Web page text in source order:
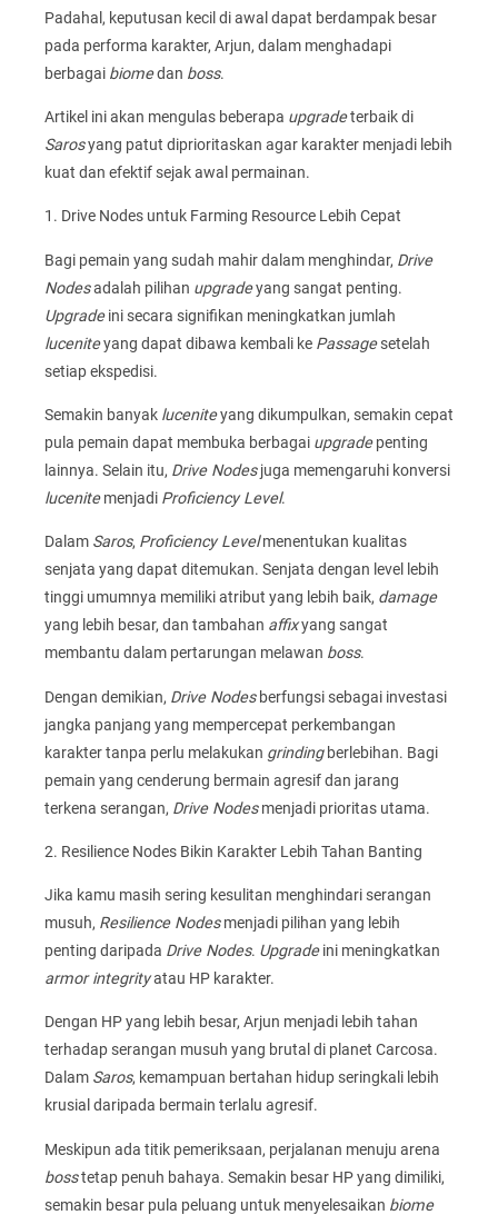
Padahal, keputusan kecil di awal dapat berdampak besar
pada performa karakter, Arjun, dalam menghadapi
berbagai biomedan boss.
Artikel ini akan mengulas beberapa upgradeterbaik di
Sarosyang patut diprioritaskan agar karakter menjadi lebih
kuat dan efektif sejak awal permainan.
1. Drive Nodes untuk Farming Resource Lebih Cepat
Bagi pemain yang sudah mahir dalam menghindar, Drive
Nodesadalah pilihan upgradeyang sangat penting.
Upgradeini secara signifikan meningkatkan jumlah
luceniteyang dapat dibawa kembali ke Passagesetelah
setiap ekspedisi.
Semakin banyak luceniteyang dikumpulkan, semakin cepat
pula pemain dapat membuka berbagai upgradepenting
lainnya. Selain itu, Drive Nodesjuga memengaruhi konversi
lucenitemenjadi Proficiency Level.
Dalam Saros, Proficiency Levelmenentukan kualitas
senjata yang dapat ditemukan. Senjata dengan level lebih
tinggi umumnya memiliki atribut yang lebih baik, damage
yang lebih besar, dan tambahan affixyang sangat
membantu dalam pertarungan melawan boss.
Dengan demikian, Drive Nodesberfungsi sebagai investasi
jangka panjang yang mempercepat perkembangan
karakter tanpa perlu melakukan grindingberlebihan. Bagi
pemain yang cenderung bermain agresif dan jarang
terkena serangan, Drive Nodesmenjadi prioritas utama.
2. Resilience Nodes Bikin Karakter Lebih Tahan Banting
Jika kamu masih sering kesulitan menghindari serangan
musuh, Resilience Nodesmenjadi pilihan yang lebih
penting daripada Drive Nodes. Upgradeini meningkatkan
armor integrityatau HP karakter.
Dengan HP yang lebih besar, Arjun menjadi lebih tahan
terhadap serangan musuh yang brutal di planet Carcosa.
Dalam Saros, kemampuan bertahan hidup seringkali lebih
krusial daripada bermain terlalu agresif.
Meskipun ada titik pemeriksaan, perjalanan menuju arena
bosstetap penuh bahaya. Semakin besar HP yang dimiliki,
semakin besar pula peluang untuk menyelesaikan biome